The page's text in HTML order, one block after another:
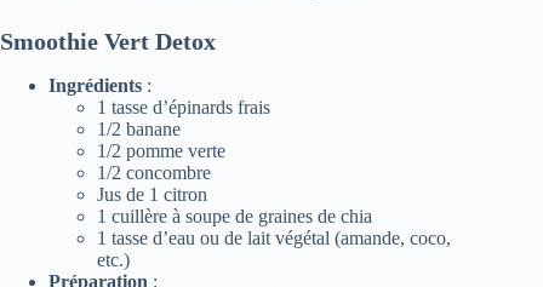
Smoothie Vert Detox
Ingrédients :
1 tasse d’épinards frais
1/2 banane
1/2 pomme verte
1/2 concombre
Jus de 1 citron
1 cuillère à soupe de graines de chia
1 tasse d’eau ou de lait végétal (amande, coco,
etc.)
Préparation :